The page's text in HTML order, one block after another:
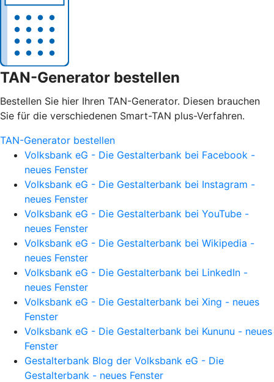
TAN-Generator bestellen
Bestellen Sie hier Ihren TAN-Generator. Diesen brauchen
Sie für die verschiedenen Smart-TAN plus-Verfahren.
TAN-Generator bestellen
Volksbank eG - Die Gestalterbank bei Facebook -
neues Fenster
Volksbank eG - Die Gestalterbank bei Instagram -
neues Fenster
Volksbank eG - Die Gestalterbank bei YouTube -
neues Fenster
Volksbank eG - Die Gestalterbank bei Wikipedia -
neues Fenster
Volksbank eG - Die Gestalterbank bei LinkedIn -
neues Fenster
Volksbank eG - Die Gestalterbank bei Xing - neues
Fenster
Volksbank eG - Die Gestalterbank bei Kununu - neues
Fenster
Gestalterbank Blog der Volksbank eG - Die
Gestalterbank - neues Fenster